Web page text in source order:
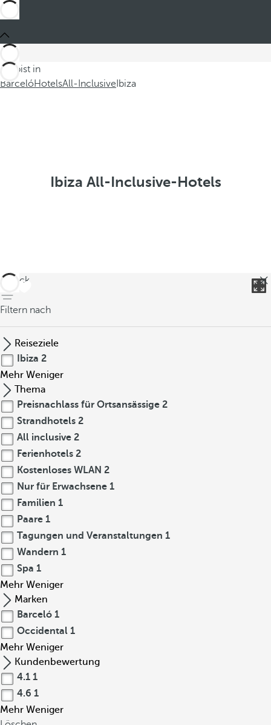
Du bist in
BarcelóHotelsAll-Inclusive Ibiza
Ibiza All-Inclusive-Hotels
zurück
Filtern nach
Reiseziele
Ibiza 2
Mehr Weniger
Thema
Preisnachlass für Ortsansässige 2
Strandhotels 2
All inclusive 2
Ferienhotels 2
Kostenloses WLAN 2
Nur für Erwachsene 1
Familien 1
Paare 1
Tagungen und Veranstaltungen 1
Wandern 1
Spa 1
Mehr Weniger
Marken
Barceló 1
Occidental 1
Mehr Weniger
Kundenbewertung
4.1 1
4.6 1
Mehr Weniger